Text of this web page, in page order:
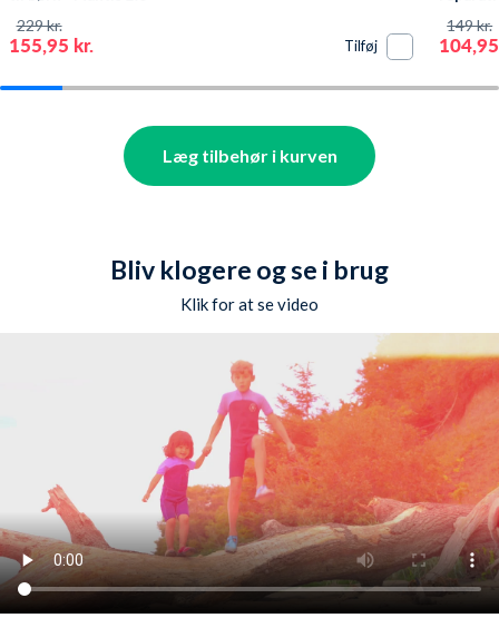
155,95 kr.
229 kr.
Tilføj
149 kr.
Læg tilbehør i kurven
Bliv klogere og se i brug
Klik for at se video